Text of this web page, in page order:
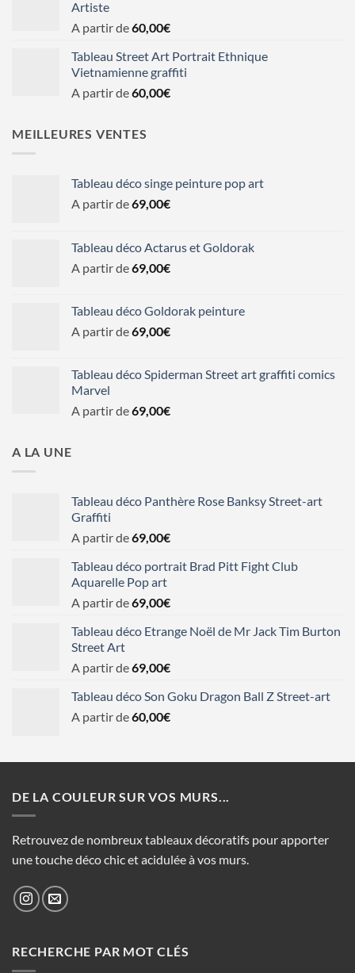
Artiste
A partir de60,00€
Tableau Street Art Portrait Ethnique
Vietnamienne graffiti
A partir de60,00€
MEILLEURES VENTES
Tableau déco singe peinture pop art
A partir de69,00€
Tableau déco Actarus et Goldorak
A partir de69,00€
Tableau déco Goldorak peinture
A partir de69,00€
Tableau déco Spiderman Street art graffiti comics
Marvel
A partir de69,00€
A LA UNE
Tableau déco Panthère Rose Banksy Street-art
Graffiti
A partir de69,00€
Tableau déco portrait Brad Pitt Fight Club
Aquarelle Pop art
A partir de69,00€
Tableau déco Etrange Noël de Mr Jack Tim Burton
Street Art
A partir de69,00€
Tableau déco Son Goku Dragon Ball Z Street-art
A partir de60,00€
DE LA COULEUR SUR VOS MURS...
Retrouvez de nombreux tableaux décoratifs pour apporter
une touche déco chic et acidulée à vos murs.
RECHERCHE PAR MOT CLÉS